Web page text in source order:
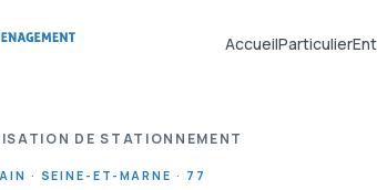
AccueilParticulier
DE STATIONNEMENT
· SEINE-ET-MARNE · 77